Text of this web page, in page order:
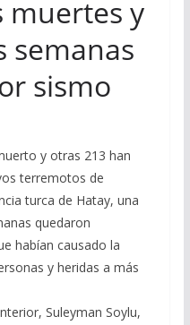
muertes y
semanas
sismo
y otras 213 han
terremotos de
turca de Hatay, una
quedaron
habían causado la
y heridas a más
Suleyman Soylu,